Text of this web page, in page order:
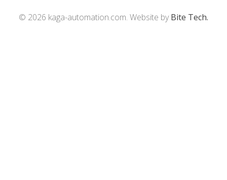
© 2026 kaga-automation.com. Website by Bite Tech.